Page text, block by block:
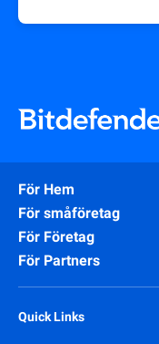
För Hem
För småföretag
För Företag
För Partners
Quick Links